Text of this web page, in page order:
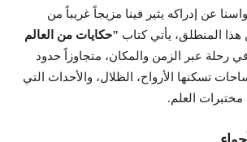
عن إدراكه يثير فينا مزيجاً غريباً من
المنطلق، يأتي كتاب "حكايات من العالم
رحلة عبر الزمن والمكان، متجاوزاً حدود
تسكنها الأرواح، الظلال، والأحداث التي
مختبرات العلم.